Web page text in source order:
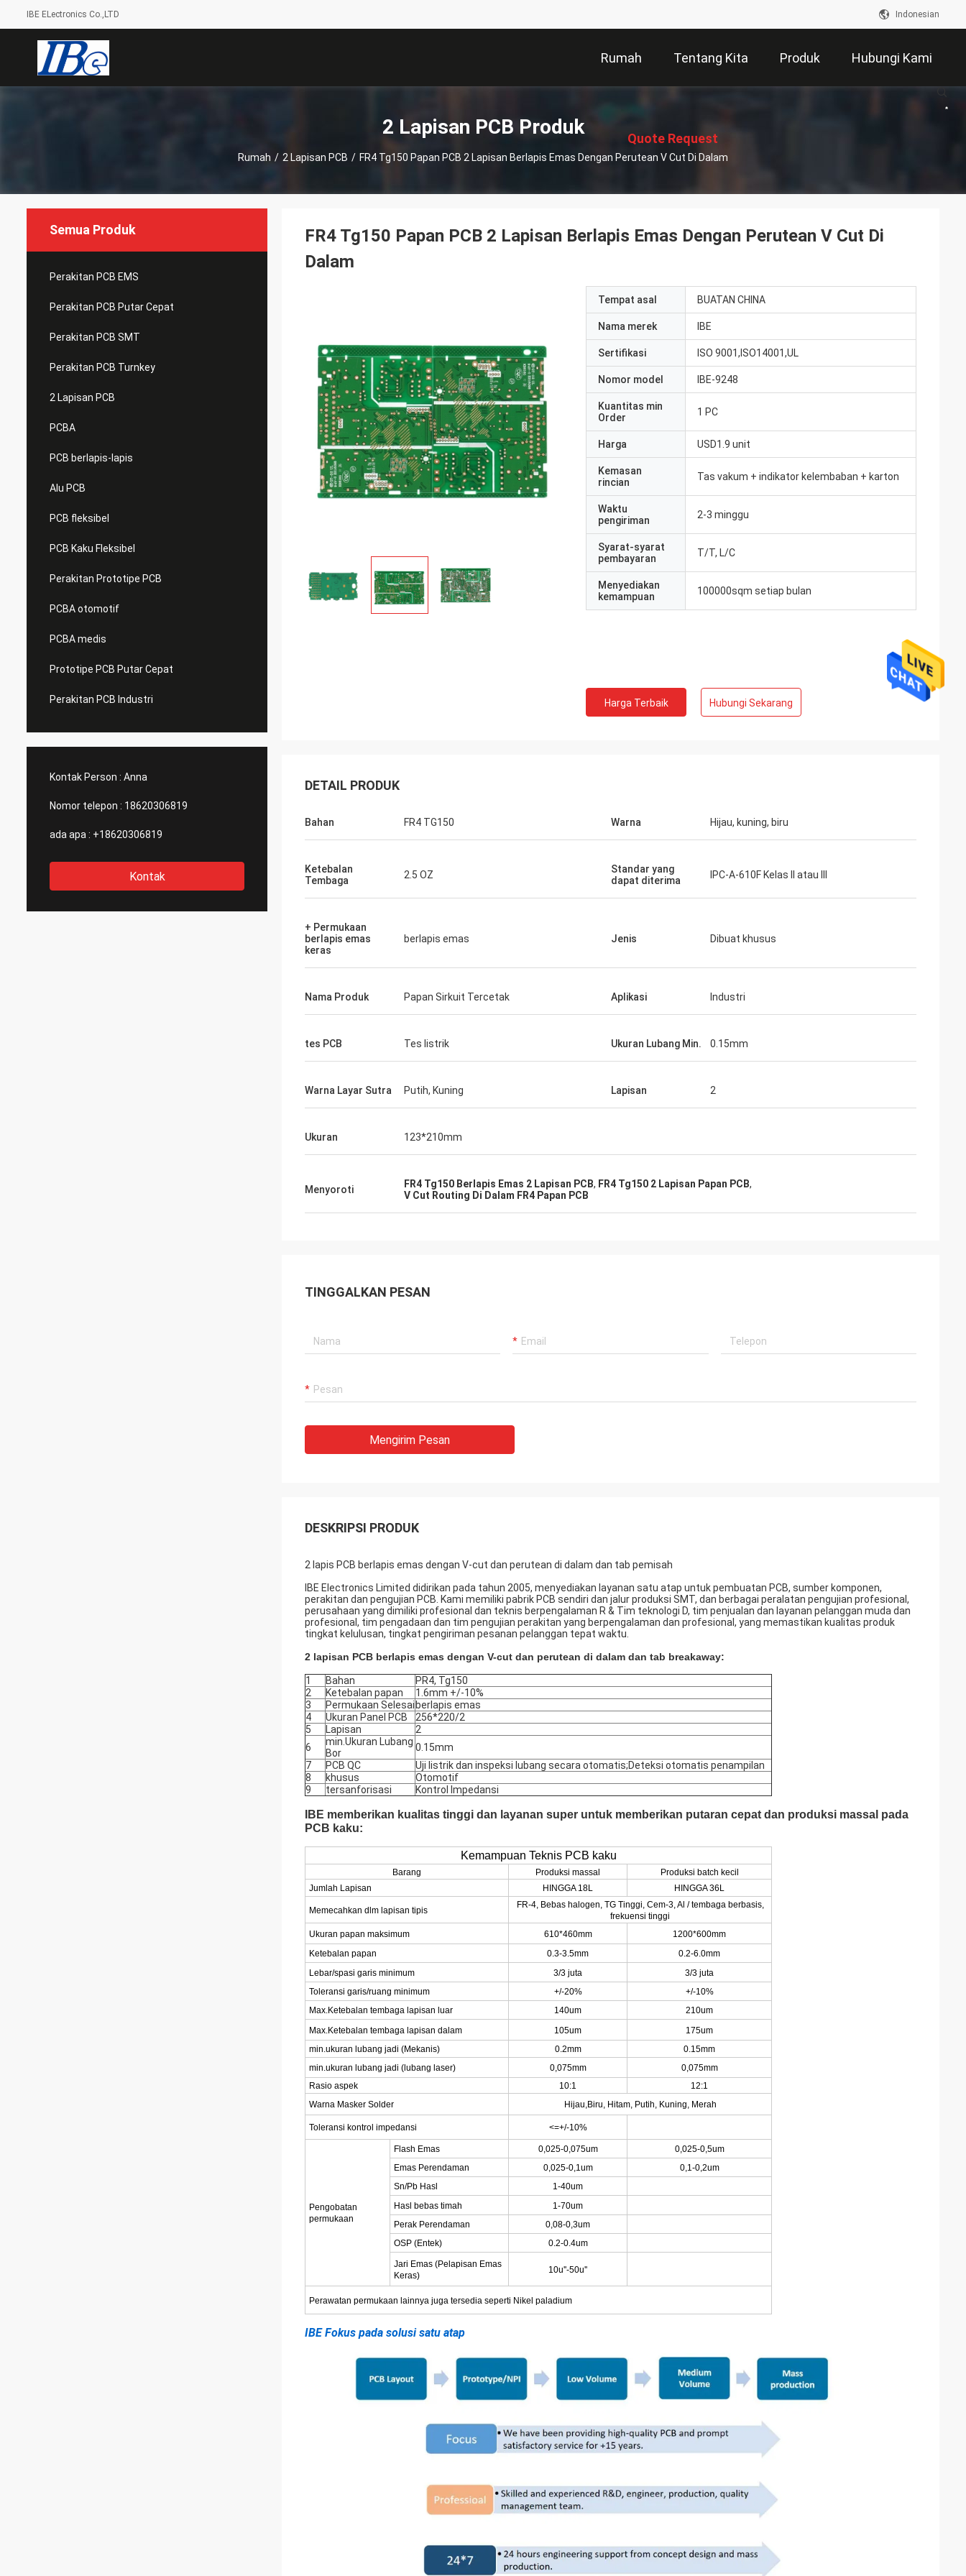
IBE ELectronics Co.,LTD Indonesian
Rumah Tentang Kita Produk Hubungi Kami
Quote Request
Suatu
2 Lapisan PCB Produk
Rumah / 2 Lapisan PCB / FR4 Tg150 Papan PCB 2 Lapisan Berlapis Emas Dengan Perutean V Cut Di Dalam
Semua Produk
Perakitan PCB EMS
Perakitan PCB Putar Cepat
Perakitan PCB SMT
Perakitan PCB Turnkey
2 Lapisan PCB
PCBA
PCB berlapis-lapis
Alu PCB
PCB fleksibel
PCB Kaku Fleksibel
Perakitan Prototipe PCB
PCBA otomotif
PCBA medis
Prototipe PCB Putar Cepat
Perakitan PCB Industri
Kontak Person : Anna
Nomor telepon : 18620306819
ada apa : +18620306819
Kontak
FR4 Tg150 Papan PCB 2 Lapisan Berlapis Emas Dengan Perutean V Cut Di
Dalam
Tempat asal BUATAN CHINA
Nama merek IBE
Sertifikasi ISO 9001,ISO14001,UL
Nomor model IBE-9248
Kuantitas min
Order
1 PC
Harga USD1.9 unit
Kemasan
rincian
Tas vakum + indikator kelembaban + karton
Waktu
pengiriman
2-3 minggu
Syarat-syarat
pembayaran
T/T, L/C
Menyediakan
kemampuan
100000sqm setiap bulan
Harga Terbaik Hubungi Sekarang
DETAIL PRODUK
Bahan FR4 TG150 Warna Hijau, kuning, biru
Ketebalan
Tembaga
2.5 OZ
Standar yang
dapat diterima
IPC-A-610F Kelas II atau III
+ Permukaan
berlapis emas
keras
berlapis emas Jenis Dibuat khusus
Nama Produk Papan Sirkuit Tercetak Aplikasi Industri
tes PCB Tes listrik Ukuran Lubang Min. 0.15mm
Warna Layar Sutra Putih, Kuning Lapisan 2
Ukuran 123*210mm
Menyoroti FR4 Tg150 Berlapis Emas 2 Lapisan PCB, FR4 Tg150 2 Lapisan Papan PCB,
V Cut Routing Di Dalam FR4 Papan PCB
TINGGALKAN PESAN
Mengirim Pesan
DESKRIPSI PRODUK
2 lapis PCB berlapis emas dengan V-cut dan perutean di dalam dan tab pemisah
IBE Electronics Limited didirikan pada tahun 2005, menyediakan layanan satu atap untuk pembuatan PCB, sumber komponen,
perakitan dan pengujian PCB. Kami memiliki pabrik PCB sendiri dan jalur produksi SMT, dan berbagai peralatan pengujian profesional,
perusahaan yang dimiliki profesional dan teknis berpengalaman R & Tim teknologi D, tim penjualan dan layanan pelanggan muda dan
profesional, tim pengadaan dan tim pengujian perakitan yang berpengalaman dan profesional, yang memastikan kualitas produk
tingkat kelulusan, tingkat pengiriman pesanan pelanggan tepat waktu.
2 lapisan PCB berlapis emas dengan V-cut dan perutean di dalam dan tab breakaway:
1 Bahan
PR4, Tg150
2
Ketebalan papan
1.6mm +/-10%
3
Permukaan Selesai berlapis emas
4
Ukuran Panel PCB
256*220/2
5
Lapisan
2
6
min.Ukuran Lubang
Bor
0.15mm
7
PCB QC
Uji listrik dan inspeksi lubang secara otomatis;Deteksi otomatis penampilan
8
khusus
Otomotif
9
tersanforisasi Kontrol Impedansi
IBE memberikan kualitas tinggi dan layanan super untuk memberikan putaran cepat dan produksi massal pada
PCB kaku:
Kemampuan Teknis PCB kaku
Barang Produksi massal
Produksi batch kecil
Jumlah Lapisan
HINGGA 18L HINGGA 36L
Memecahkan dlm lapisan tipis
FR-4, Bebas halogen, TG Tinggi, Cem-3, Al / tembaga berbasis,
frekuensi tinggi
Ukuran papan maksimum
610*460mm
1200*600mm
Ketebalan papan
0.3-3.5mm
0.2-6.0mm
Lebar/spasi garis minimum
3/3 juta
3/3 juta
Toleransi garis/ruang minimum
+/-20%
+/-10%
Max.Ketebalan tembaga lapisan luar
140um
210um
Max.Ketebalan tembaga lapisan dalam
105um
175um
min.ukuran lubang jadi (Mekanis)
0.2mm
0.15mm
min.ukuran lubang jadi (lubang laser)
0,075mm
0,075mm
Rasio aspek
10:1
12:1
Warna Masker Solder
Hijau,Biru, Hitam, Putih, Kuning, Merah
Toleransi kontrol impedansi <=+/-10%
Pengobatan
permukaan
Flash Emas 0,025-0,075um
0,025-0,5um
Emas Perendaman
0,025-0,1um
0,1-0,2um
Sn/Pb Hasl
1-40um
Hasl bebas timah
1-70um
Perak Perendaman
0,08-0,3um
OSP (Entek)
0.2-0.4um
Jari Emas (Pelapisan Emas
Keras)
10u''-50u''
Perawatan permukaan lainnya juga tersedia seperti Nikel paladium
IBE Fokus pada solusi satu atap